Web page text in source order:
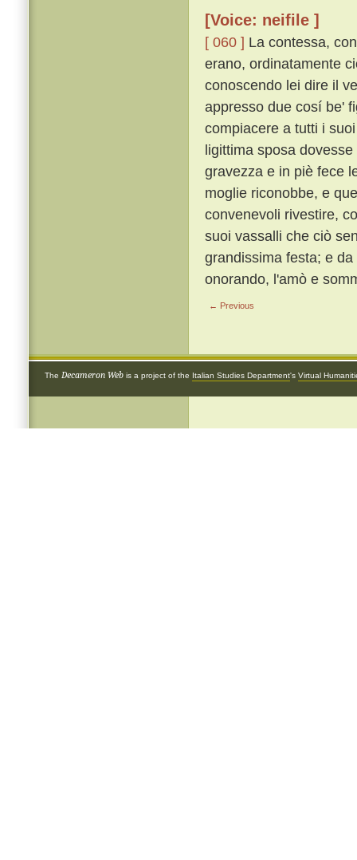
[Voice: neifile ]
[ 060 ] La contessa,
erano, ordinatamente
conoscendo lei dire il
appresso due cosí be'
compiacere a tutti i
ligittima sposa
gravezza e in piè fece
moglie riconobbe, e
convenevoli rivestire,
suoi vassalli che ciò
grandissima festa; e
onorando, l'amò e
← Previous
The Decameron Web is a project of the Italian Studies Department's Virtual